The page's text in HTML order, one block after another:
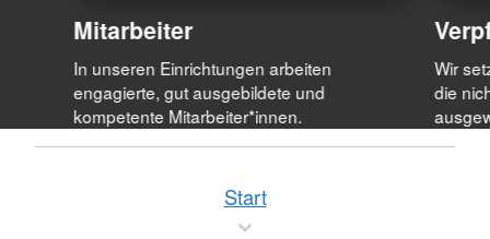
Mitarbeiter
In unseren Einrichtungen arbeiten
engagierte, gut ausgebildete und
kompetente Mitarbeiter*innen.
Wir
die
Start